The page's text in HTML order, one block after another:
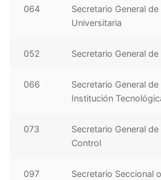
064
Secretario General
Universitaria
052 Secretario General
066
Secretario General
Institución
073
Secretario General
Control
097 Secretario Seccional